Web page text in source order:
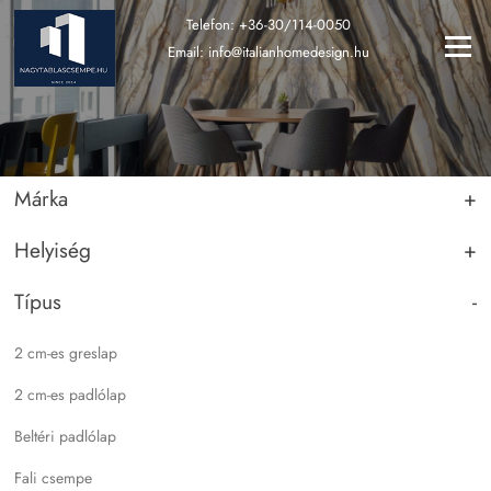
Ugrás
tartalomra
Menü
Telefon:+36-30/114-0050
Email:info@italianhomedesign.hu
Márka +
ABK
Apavisa
Helyiség +
Fürdőszoba
Konyha
Közösségi terek
Kültér
Nappali
Típus -
2 cm-es greslap
2 cm-es padlólap
Beltéri padlólap
Fali csempe